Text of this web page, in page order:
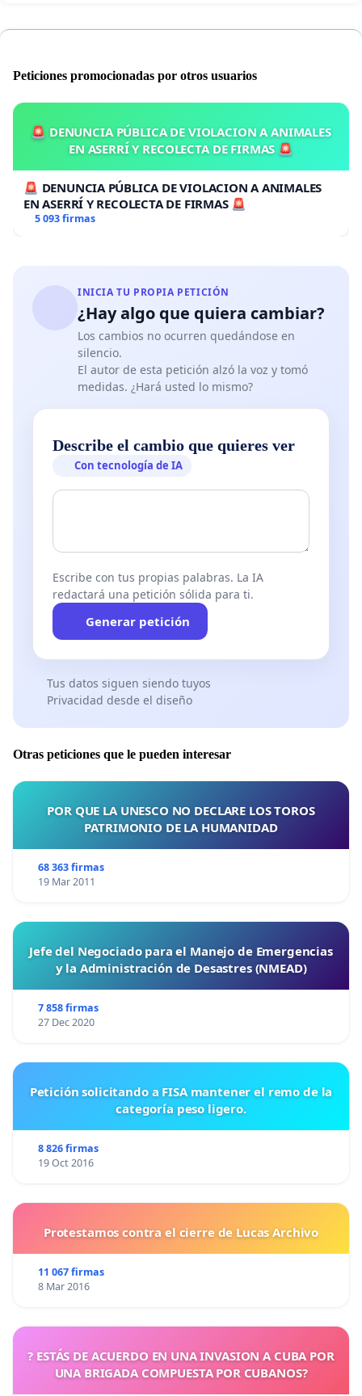
Peticiones promocionadas por otros usuarios
🚨 DENUNCIA PÚBLICA DE VIOLACION A ANIMALES
EN ASERRÍ Y RECOLECTA DE FIRMAS 🚨
🚨 DENUNCIA PÚBLICA DE VIOLACION A ANIMALES
EN ASERRÍ Y RECOLECTA DE FIRMAS 🚨
5 093 firmas
INICIA TU PROPIA PETICIÓN
¿Hay algo que quiera cambiar?
Los cambios no ocurren quedándose en
silencio.
El autor de esta petición alzó la voz y tomó
medidas. ¿Hará usted lo mismo?
Describe el cambio que quieres ver
Con tecnología de IA
Escribe con tus propias palabras. La IA
redactará una petición sólida para ti.
Generar petición
Tus datos siguen siendo tuyos
Privacidad desde el diseño
Otras peticiones que le pueden interesar
POR QUE LA UNESCO NO DECLARE LOS TOROS
PATRIMONIO DE LA HUMANIDAD
68 363 firmas
19 Mar 2011
Jefe del Negociado para el Manejo de Emergencias
y la Administración de Desastres (NMEAD)
7 858 firmas
27 Dec 2020
Petición solicitando a FISA mantener el remo de la
categoría peso ligero.
8 826 firmas
19 Oct 2016
Protestamos contra el cierre de Lucas Archivo
11 067 firmas
8 Mar 2016
? ESTÁS DE ACUERDO EN UNA INVASION A CUBA POR
UNA BRIGADA COMPUESTA POR CUBANOS?